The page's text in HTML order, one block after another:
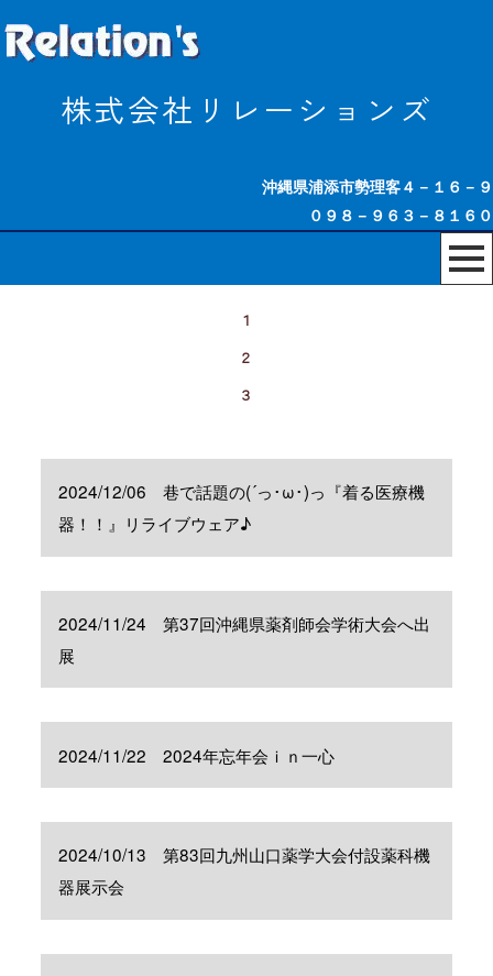
株式会社リレーションズ
沖縄県浦添市勢理客４－１６－９
０９８－９６３－８１６０
１
２
３
2024/12/06 巷で話題の(´っ･ω･)っ『着る医療機
器！！』リライブウェア♪
2024/11/24 第37回沖縄県薬剤師会学術大会へ出
展
2024/11/22 2024年忘年会ｉｎ一心
2024/10/13 第83回九州山口薬学大会付設薬科機
器展示会